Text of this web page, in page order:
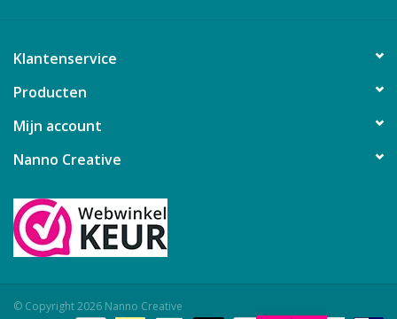
Klantenservice
Producten
Mijn account
Nanno Creative
© Copyright 2026 Nanno Creative